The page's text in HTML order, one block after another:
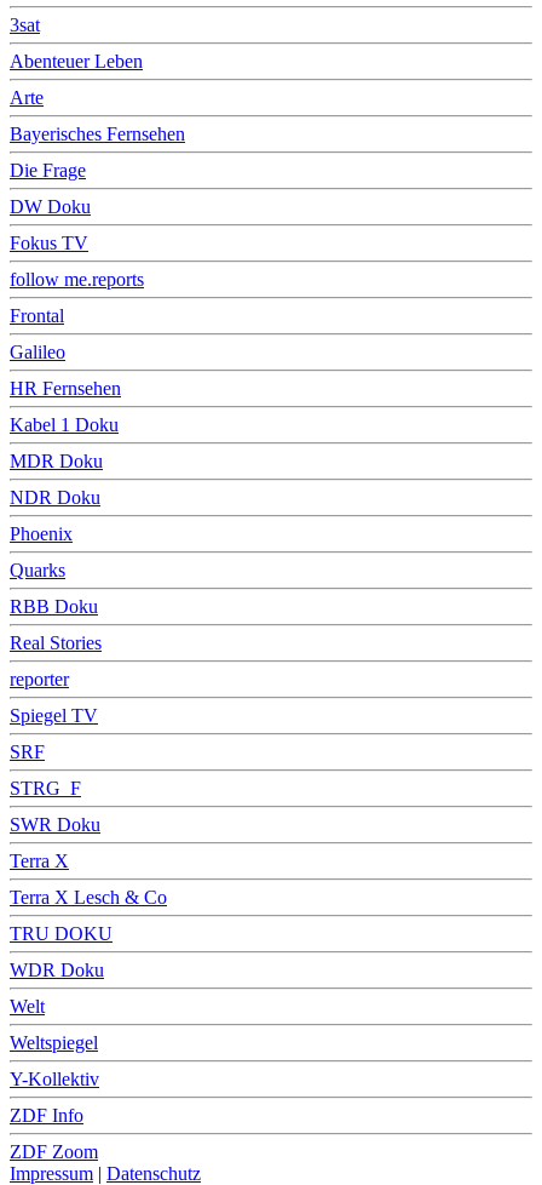
3sat
Abenteuer Leben
Arte
Bayerisches Fernsehen
Die Frage
DW Doku
Fokus TV
follow me.reports
Frontal
Galileo
HR Fernsehen
Kabel 1 Doku
MDR Doku
NDR Doku
Phoenix
Quarks
RBB Doku
Real Stories
reporter
Spiegel TV
SRF
STRG_F
SWR Doku
Terra X
Terra X Lesch & Co
TRU DOKU
WDR Doku
Welt
Weltspiegel
Y-Kollektiv
ZDF Info
ZDF Zoom
Impressum | Datenschutz